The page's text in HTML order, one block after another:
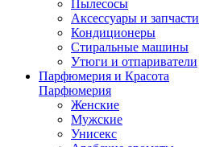
Пылесосы
Аксессуары и запчасти
Кондиционеры
Стиральные машины
Утюги и отпариватели
Парфюмерия и Красота
Парфюмерия
Женские
Мужские
Унисекс